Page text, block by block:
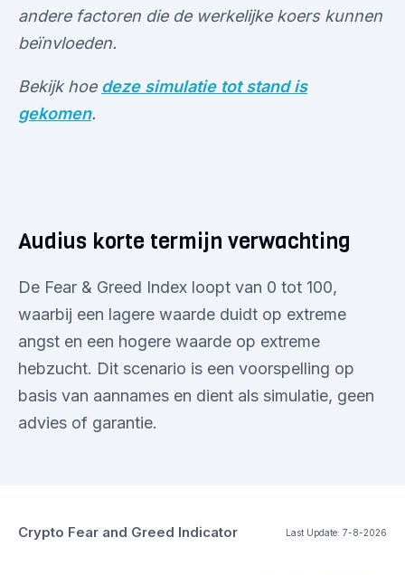
andere factoren die de werkelijke koers kunnen
beïnvloeden.
Bekijk hoe deze simulatie tot stand is
gekomen.
Audius korte termijn verwachting
De Fear & Greed Index loopt van 0 tot 100,
waarbij een lagere waarde duidt op extreme
angst en een hogere waarde op extreme
hebzucht. Dit scenario is een voorspelling op
basis van aannames en dient als simulatie, geen
advies of garantie.
Crypto Fear and Greed Indicator Last Update: 7-8-2026